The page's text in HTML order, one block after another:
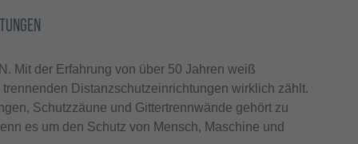
Mit der Erfahrung von über 50 Jahren weiß
Distanzschutzeinrichtungen wirklich zählt.
Schutzzäune und Gittertrennwände gehört zu
es um den Schutz von Mensch, Maschine und